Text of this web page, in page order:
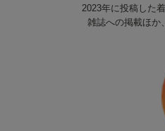
2023年に投稿した
雑誌への掲載ほか